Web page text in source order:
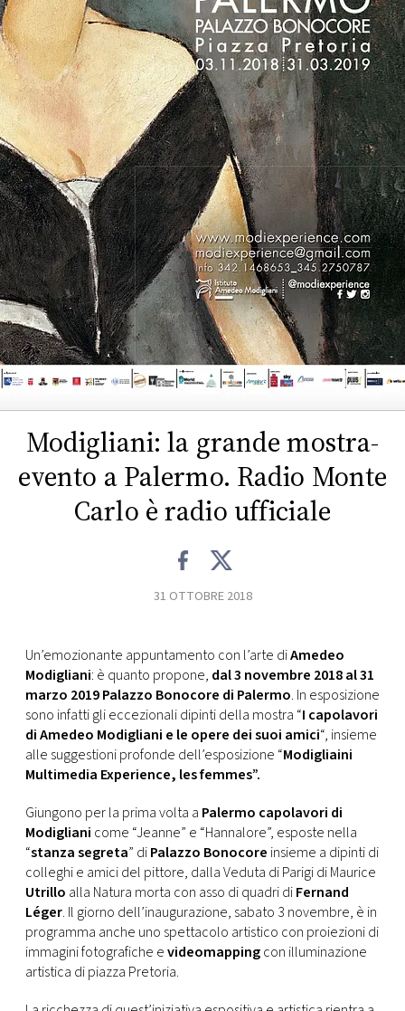
FOTO
CONCORSI
EVENTI
VIDEO
TV
PRINCIPATO
DI
MONACO
RMC
CONSIGLIA
Modigliani: la grande mostra-
evento a Palermo. Radio Monte
Carlo è radio ufficiale
31 OTTOBRE 2018
Un’emozionante appuntamento con l’arte diAmedeo
Modigliani: è quanto propone, dal 3 novembre 2018 al 31
marzo 2019Palazzo Bonocore di Palermo. In esposizione
sono infatti gli eccezionali dipinti della mostra “I capolavori
di Amedeo Modigliani e le opere dei suoi amici“, insieme
alle suggestioni profonde dell’esposizione “Modigliaini
Multimedia Experience, les femmes”.
Giungono per la prima volta a Palermo capolavori di
Modigliani come “Jeanne” e “Hannalore”, esposte nella
“stanza segreta” diPalazzo Bonocore insieme a dipinti di
colleghi e amici del pittore, dalla Veduta di Parigi di Maurice
Utrillo alla Natura morta con asso di quadri diFernand
Léger. Il giorno dell’inaugurazione, sabato 3 novembre, è in
programma anche uno spettacolo artistico con proiezioni di
immagini fotografiche evideomappingcon illuminazione
artistica di piazza Pretoria.